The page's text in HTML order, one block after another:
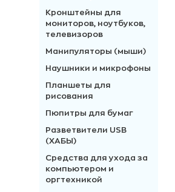
Кронштейны для
мониторов, ноутбуков,
телевизоров
Манипуляторы (мыши)
Наушники и микрофоны
Планшеты для
рисования
Пюпитры для бумаг
Разветвители USB
(ХАБЫ)
Средства для ухода за
компьютером и
оргтехникой